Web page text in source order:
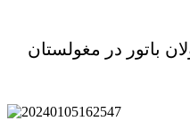
باتور در مغولستان